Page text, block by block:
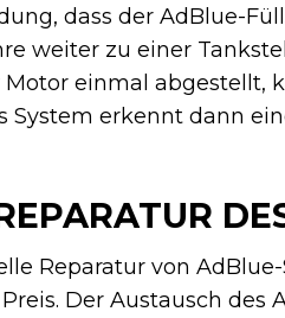
dass der AdBlue-
weiter zu einer
einmal abgestellt,
System erkennt dann
Reparatur von
Der Austausch des